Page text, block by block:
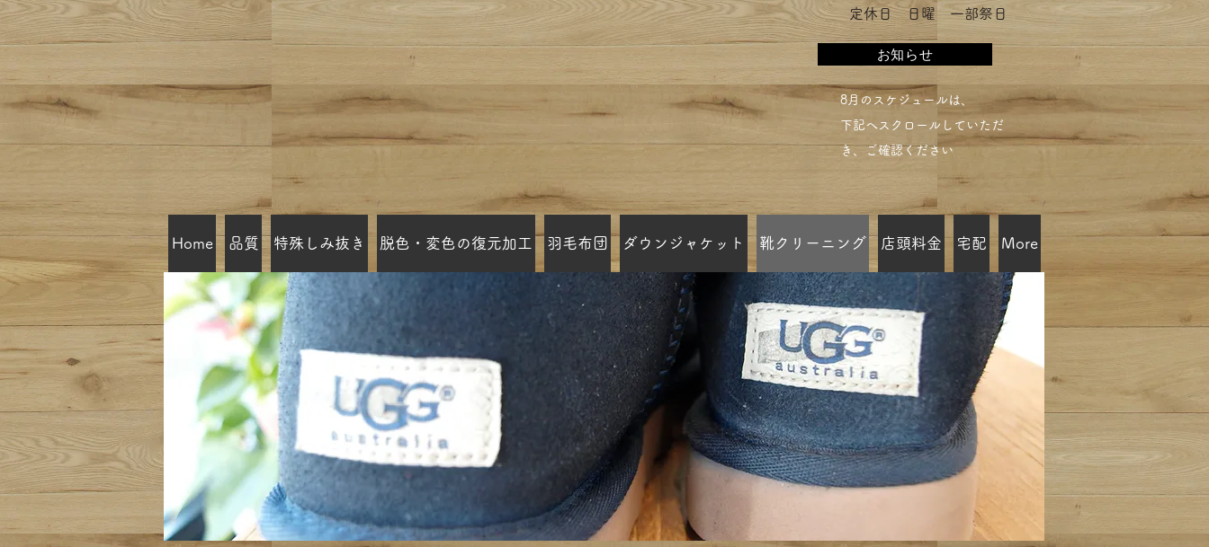
​定休日 日曜 一部祭日
お知らせ
​8月のスケジュールは、
下記へスクロールしていただ
き、ご確認ください​
Home 品質 特殊しみ抜き 脱色・変色の復元加工 羽毛布団 ダウンジャケット 靴クリーニング 店頭料金 宅配 More